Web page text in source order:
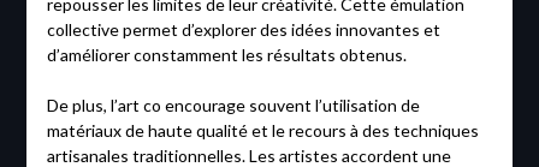
repousser les limites de leur créativité. Cette émulation
collective permet d’explorer des idées innovantes et
d’améliorer constamment les résultats obtenus.
De plus, l’art co encourage souvent l’utilisation de
matériaux de haute qualité et le recours à des techniques
artisanales traditionnelles. Les artistes accordent une